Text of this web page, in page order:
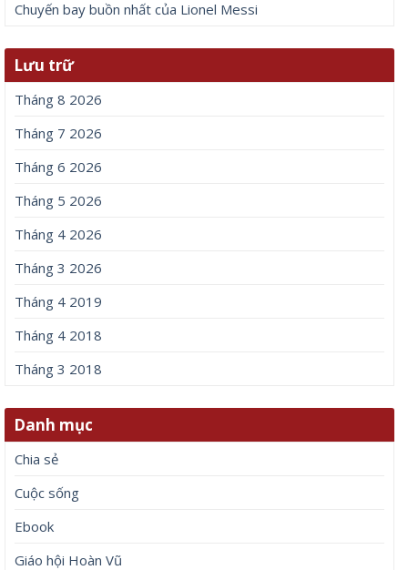
Chuyến bay buồn nhất của Lionel Messi
Lưu trữ
Tháng 8 2026
Tháng 7 2026
Tháng 6 2026
Tháng 5 2026
Tháng 4 2026
Tháng 3 2026
Tháng 4 2019
Tháng 4 2018
Tháng 3 2018
Danh mục
Chia sẻ
Cuộc sống
Ebook
Giáo hội Hoàn Vũ